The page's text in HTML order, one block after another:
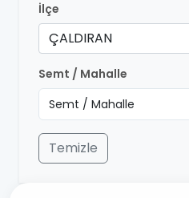
İlçe
ÇALDIRAN
Semt / Mahalle
Temizle